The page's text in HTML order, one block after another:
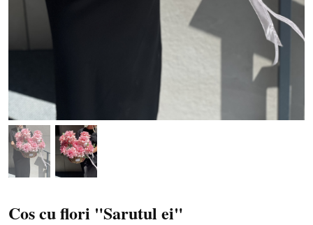
Cos cu flori "Sarutul ei"